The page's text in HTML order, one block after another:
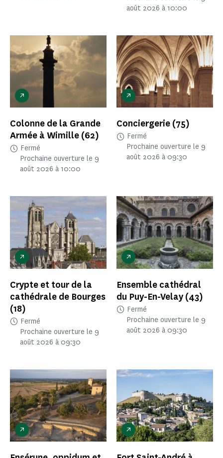
août 2026 à 10:00
Colonne de la Grande
Armée à Wimille (62)
Fermé
Prochaine ouverture le 9
août 2026 à 10:00
Conciergerie (75)
Fermé
Prochaine ouverture le 9
août 2026 à 09:30
Crypte et tour de la
cathédrale de Bourges
(18)
Fermé
Prochaine ouverture le 9
août 2026 à 09:30
Ensemble cathédral
du Puy-En-Velay(43)
Fermé
Prochaine ouverture le 9
août 2026 à 09:30